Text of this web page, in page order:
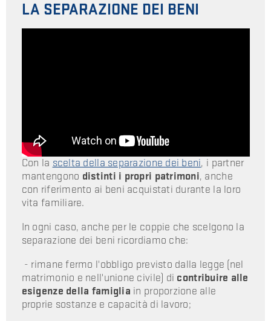
LA SEPARAZIONE DEI BENI
Con la scelta della separazione dei beni, i partner
mantengono distinti i propri patrimoni, anche
con riferimento ai beni acquistati durante la loro
vita familiare.
In ogni caso, anche per le coppie che scelgono la
separazione dei beni ricordiamo che:
- rimane fermo l'obbligo previsto dalla legge (nel
matrimonio e nell'unione civile) di contribuire alle
esigenze della famiglia in proporzione alle
proprie sostanze e capacità di lavoro;